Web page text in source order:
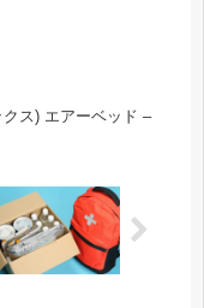
ス) エアーベッド –